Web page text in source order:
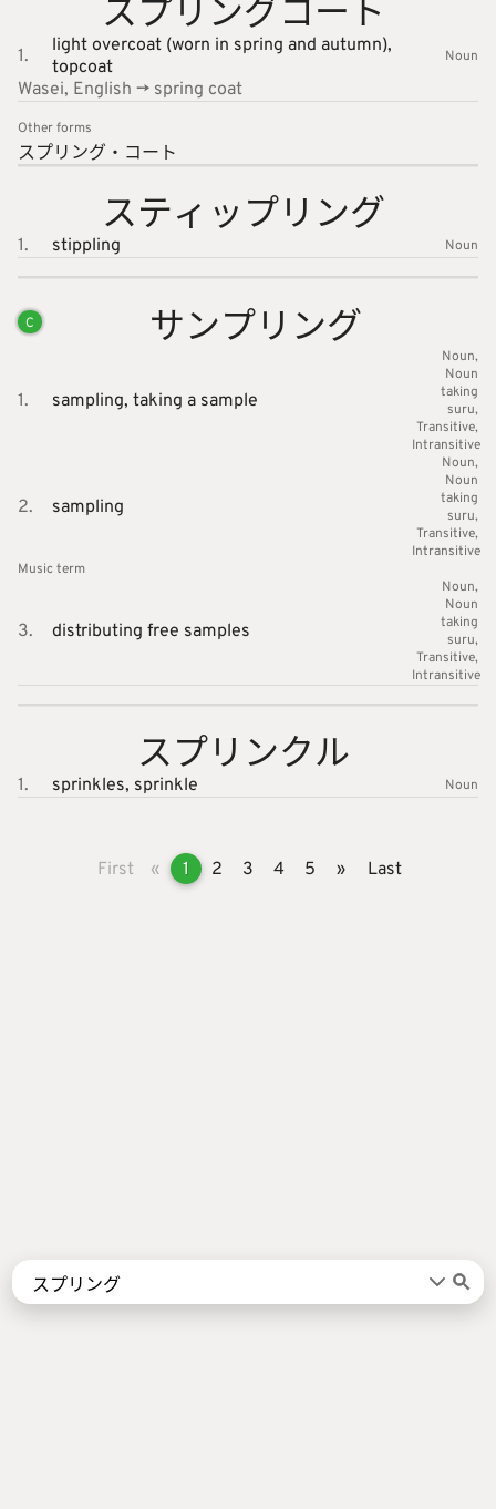
言葉 漢字
1.
light overcoat (worn in spring and autumn),
topcoat
Noun
Wasei, English -> spring coat
Other forms
スプリング・コー ト
スティップリング
1. stippling Noun
C サンプリ ング
1. sampling, taking a sample
Noun
Noun
taking
suru
Transitive
Intransitive
2. sampling
Noun
Noun
taking
suru
Transitive
Intransitive
Music term
3. distributing free samples
Noun
Noun
taking
suru
Transitive
Intransitive
スプリンクル
1. sprinkles, sprinkle Noun
First « 1 2 3 4 5 » Last